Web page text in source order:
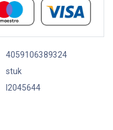
4059106389324
stuk
I2045644